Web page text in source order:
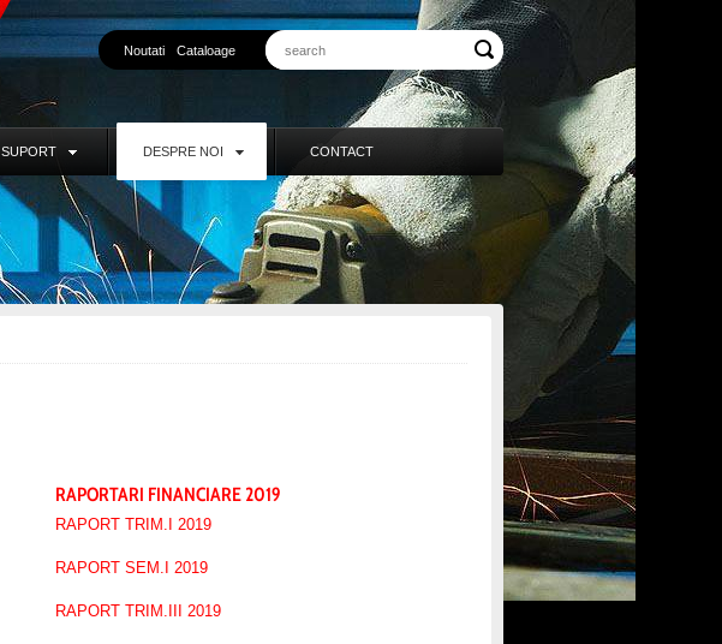
Noutati Cataloage
SUPORT DESPRE NOI CONTACT
RAPORTARI FINANCIARE 2019
RAPORT TRIM.I 2019
RAPORT SEM.I 2019
RAPORT TRIM.III 2019